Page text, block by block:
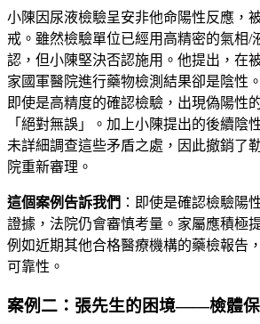
小陳因尿液檢驗呈安非他命陽性反應，
戒。雖然檢驗單位已經用高精密的氣相/
認，但小陳堅決否認施用。他提出，在
家國軍醫院進行藥物檢測結果卻是陰性
即使是高精度的確認檢驗，出現偽陽性
「絕對無誤」。加上小陳提出的後續陰
未詳細調查這些矛盾之處，因此撤銷了
院重新審理。
這個案例告訴我們 ：即使是確認檢驗陽
證據，法院仍會審慎考量。家屬應積極
例如近期其他合格醫療機構的藥檢報告
可靠性。
案例二：張先生的困境——檢體